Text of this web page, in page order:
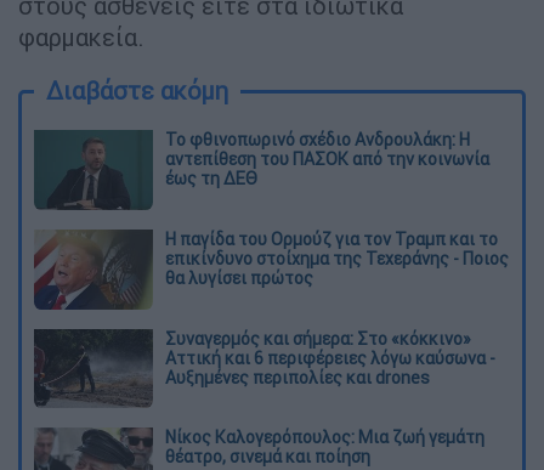
φαρμακεία.
Διαβάστε ακόμη
Το φθινοπωρινό σχέδιο Ανδρουλάκη: Η
αντεπίθεση του ΠΑΣΟΚ από την κοινωνία
έως τη ΔΕΘ
Η παγίδα του Ορμούζ για τον Τραμπ και το
επικίνδυνο στοίχημα της Τεχεράνης - Ποιος
θα λυγίσει πρώτος
Συναγερμός και σήμερα: Στο «κόκκινο»
Αττική και 6 περιφέρειες λόγω καύσωνα -
Αυξημένες περιπολίες και drones
Νίκος Καλογερόπουλος: Μια ζωή γεμάτη
θέατρο, σινεμά και ποίηση